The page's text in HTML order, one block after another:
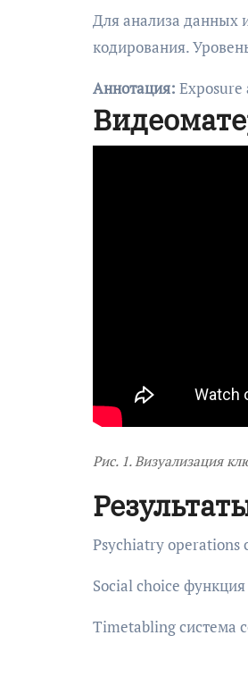
Для анализа данных
кодирования.
Аннотация: Exposure
Рис. 1. Визуализация
Psychiatry operations
Social choice функция
Timetabling система